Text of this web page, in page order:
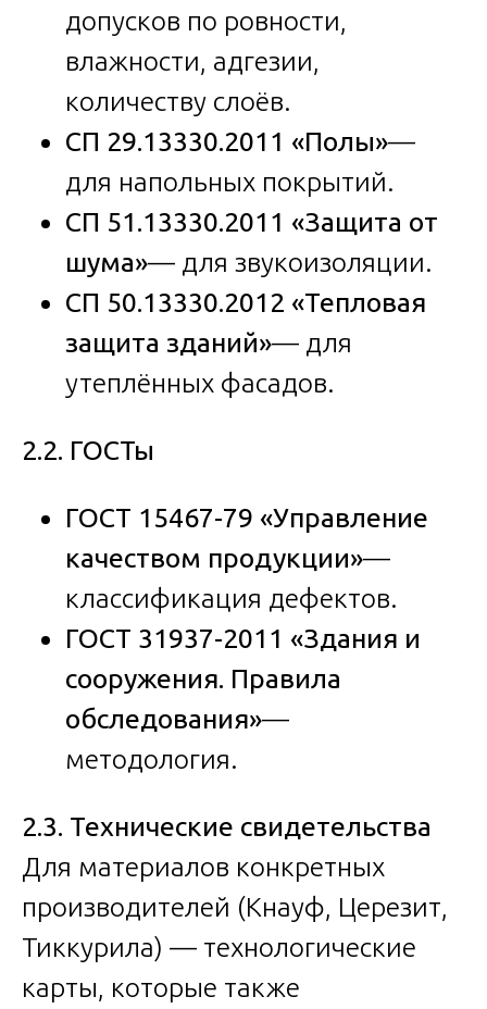
допусков по ровности,
влажности, адгезии,
количеству слоёв.
СП 29.13330.2011 «Полы»—
для напольных покрытий.
СП 51.13330.2011 «Защита от
шума»— для звукоизоляции.
СП 50.13330.2012 «Тепловая
защита зданий»— для
утеплённых фасадов.
2.2. ГОСТы
ГОСТ 15467-79 «Управление
качеством продукции»—
классификация дефектов.
ГОСТ 31937-2011 «Здания и
сооружения. Правила
обследования»—
методология.
2.3. Технические свидетельства
Для материалов конкретных
производителей (Кнауф, Церезит,
Тиккурила) — технологические
карты, которые также